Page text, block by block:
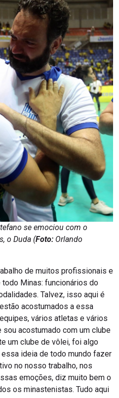
se emociou com o
o Duda (Foto: Orlando
de muitos profissionais e
todo Minas: funcionários do
Talvez, isso aqui é
acostumados a essa
vários atletas e vários
acostumado com um clube
um clube de vôlei, foi algo
ideia de todo mundo fazer
no nosso trabalho, nos
emoções, diz muito bem o
os minastenistas. Tudo aqui